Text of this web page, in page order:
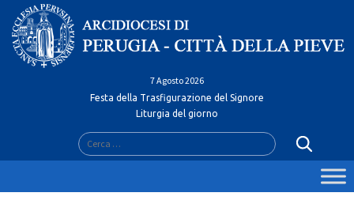
Skip
content
7 Agosto 2026
Festa della Trasfigurazione del Signore
Liturgia del giorno
Ricerca
per: